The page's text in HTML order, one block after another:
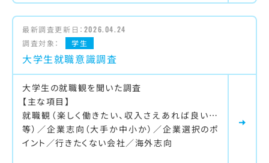
最新調査更新日： 2026.04.24
調査対象：
学生
大学生就職意識調査
大学生の就職観を聞いた調査
【主な項目】
就職観（楽しく働きたい、収入さえあれば良い…
等）／企業志向（大手か中小か）／企業選択のポ
イント／行きたくない会社／海外志向